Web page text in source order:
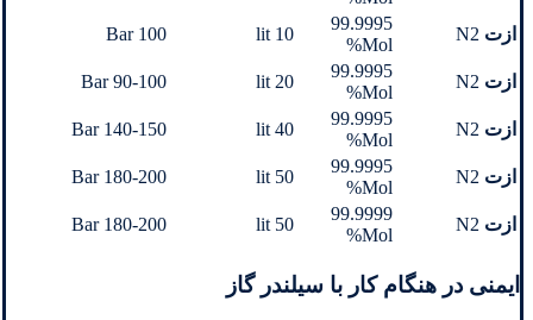
ازت N2
99.9995
Mol%
10 lit
100 Bar
ازت N2
99.9995
Mol%
20 lit
90-100 Bar
ازت N2
99.9995
Mol%
40 lit
140-150 Bar
ازت N2
99.9995
Mol%
50 lit
180-200 Bar
ازت N2
99.9999
Mol%
50 lit
180-200 Bar
ایمنی در هنگام کار با سیلندر گاز